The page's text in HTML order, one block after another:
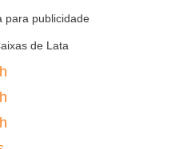
para publicidade
de Lata